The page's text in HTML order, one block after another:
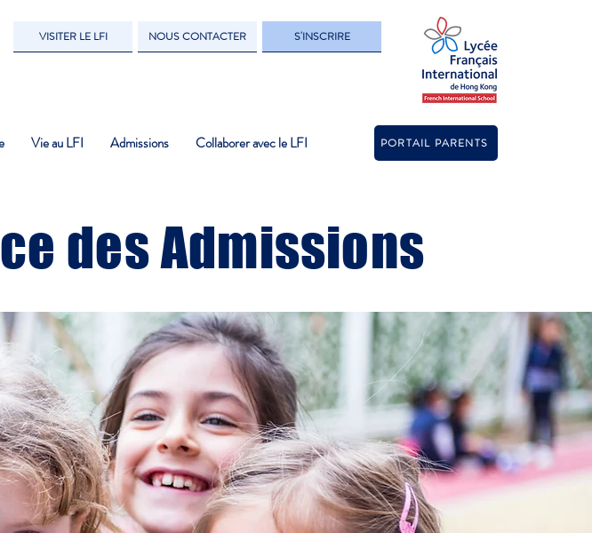
VISITER LE LFI NOUS CONTACTER S'INSCRIRE
PORTAIL PARENTS
Vie au LFI Admissions Collaborer avec le LFI
des Admissions